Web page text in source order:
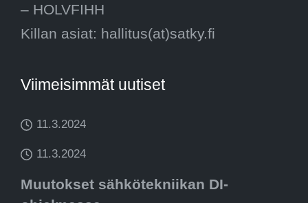
– HOLVFIHH
Killan asiat: hallitus(at)satky.fi
Viimeisimmät uutiset
11.3.2024
11.3.2024
Muutokset sähkötekniikan DI-